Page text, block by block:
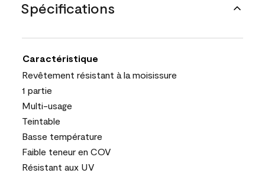
Spécifications
Caractéristique
Revêtement résistant à la moisissure
1 partie
Multi-usage
Teintable
Basse température
Faible teneur en COV
Résistant aux UV